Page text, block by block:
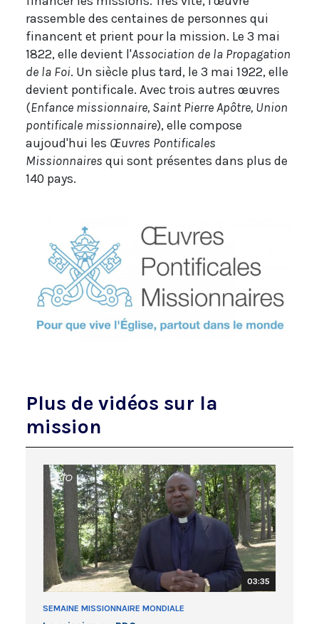
rassemble des centaines de personnes qui
financent et prient pour la mission. Le 3 mai
1822, elle devient l'Association de la Propagation
de la Foi. Un siècle plus tard, le 3 mai 1922, elle
devient pontificale. Avec trois autres œuvres
(Enfance missionnaire, Saint Pierre Apôtre, Union
pontificale missionnaire), elle compose
aujoud'hui les Œuvres Pontificales
Missionnaires qui sont présentes dans plus de
140 pays.
Plus de vidéos sur la
mission
03:35
SEMAINE MISSIONNAIRE MONDIALE